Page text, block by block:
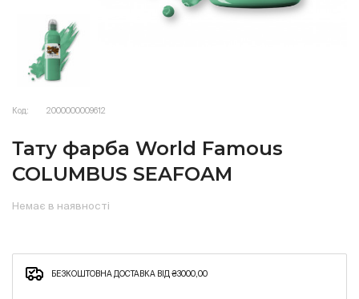
Код: 2000000009612
Тату фарба World Famous
COLUMBUS SEAFOAM
Немає в наявності
БЕЗКОШТОВНА ДОСТАВКА ВІД ₴3000,00